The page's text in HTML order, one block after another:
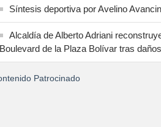
Síntesis deportiva por Avelino Avancin
Alcaldía de Alberto Adriani
Boulevard de la Plaza Bolívar tras
Patrocinado